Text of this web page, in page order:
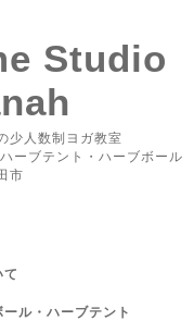
Studio
少人数制ヨガ教室
ーブテント・ハーブボール
市
て
ル・ハーブテント